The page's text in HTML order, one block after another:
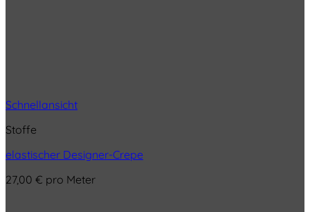
Schnellansicht
Stoffe
elastischer Designer-Crepe
27,00 € pro Meter